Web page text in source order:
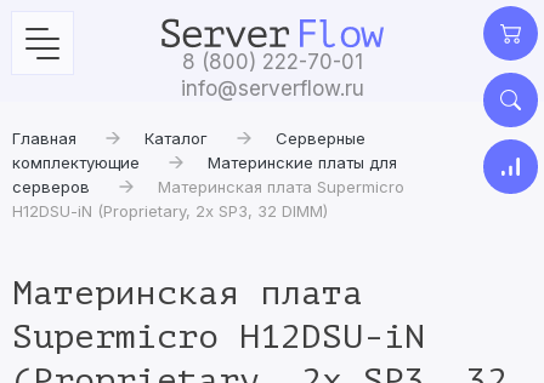
8 (800) 222-70-01
info@serverflow.ru
Главная Каталог
Серверные
комплектующие
Материнские платы для
серверов
Материнская плата Supermicro
H12DSU-iN (Proprietary, 2x SP3, 32 DIMM)
Материнская плата
Supermicro H12DSU-iN